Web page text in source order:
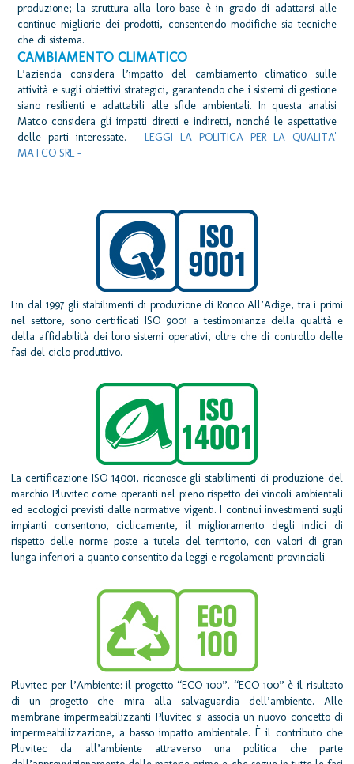
produzione; la struttura alla loro base è in grado di adattarsi alle
continue migliorie dei prodotti, consentendo modifiche sia tecniche
che di sistema.
CAMBIAMENTO CLIMATICO
L’azienda considera l’impatto del cambiamento climatico sulle
attività e sugli obiettivi strategici, garantendo che i sistemi di gestione
siano resilienti e adattabili alle sfide ambientali. In questa analisi
Matco considera gli impatti diretti e indiretti, nonché le aspettative
delle parti interessate. - LEGGI LA POLITICA PER LA QUALITA'
MATCO SRL -
Fin dal 1997 gli stabilimenti di produzione di Ronco All’Adige, tra i primi
nel settore, sono certificati ISO 9001 a testimonianza della qualità e
della affidabilità dei loro sistemi operativi, oltre che di controllo delle
fasi del ciclo produttivo.
La certificazione ISO 14001, riconosce gli stabilimenti di produzione del
marchio Pluvitec come operanti nel pieno rispetto dei vincoli ambientali
ed ecologici previsti dalle normative vigenti. I continui investimenti sugli
impianti consentono, ciclicamente, il miglioramento degli indici di
rispetto delle norme poste a tutela del territorio, con valori di gran
lunga inferiori a quanto consentito da leggi e regolamenti provinciali.
Pluvitec per l’Ambiente: il progetto “ECO 100”. “ECO 100” è il risultato
di un progetto che mira alla salvaguardia dell’ambiente. Alle
membrane impermeabilizzanti Pluvitec si associa un nuovo concetto di
impermeabilizzazione, a basso impatto ambientale. È il contributo che
Pluvitec da all’ambiente attraverso una politica che parte